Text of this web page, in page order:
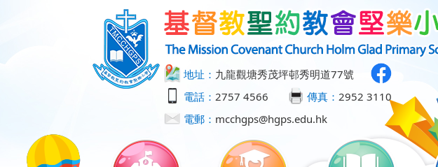
地址： 九龍觀塘秀茂坪邨秀明道77號
電話： 2757 4566 傳真： 2952 3110
電郵： mcchgps@hgps.edu.hk